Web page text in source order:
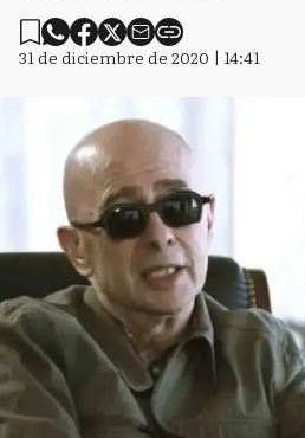
31 de diciembre de 2020 | 14:41